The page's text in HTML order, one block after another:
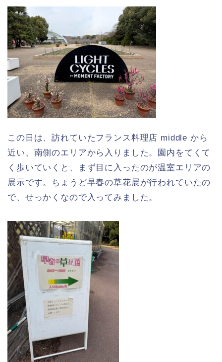
この日は、訪れていたフランス料理店 middle から
近い、南側のエリアから入りました。園内をてくて
く歩いていくと、まず目に入ったのが温室エリアの
展示です。ちょうど早春の草花展が行われていたの
で、せっかくなので入ってみました。